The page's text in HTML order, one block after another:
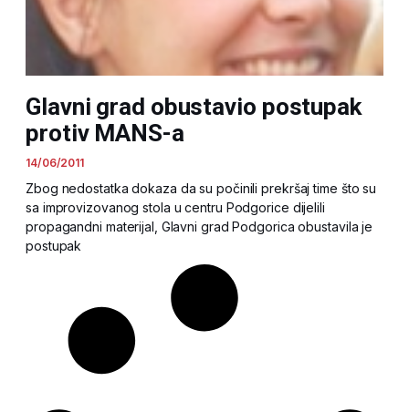
Glavni grad obustavio postupak
protiv MANS-a
14/06/2011
Zbog nedostatka dokaza da su počinili prekršaj time što su
sa improvizovanog stola u centru Podgorice dijelili
propagandni materijal, Glavni grad Podgorica obustavila je
postupak